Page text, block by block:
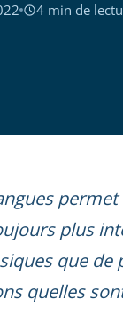
4 min de
plus
que
quelles